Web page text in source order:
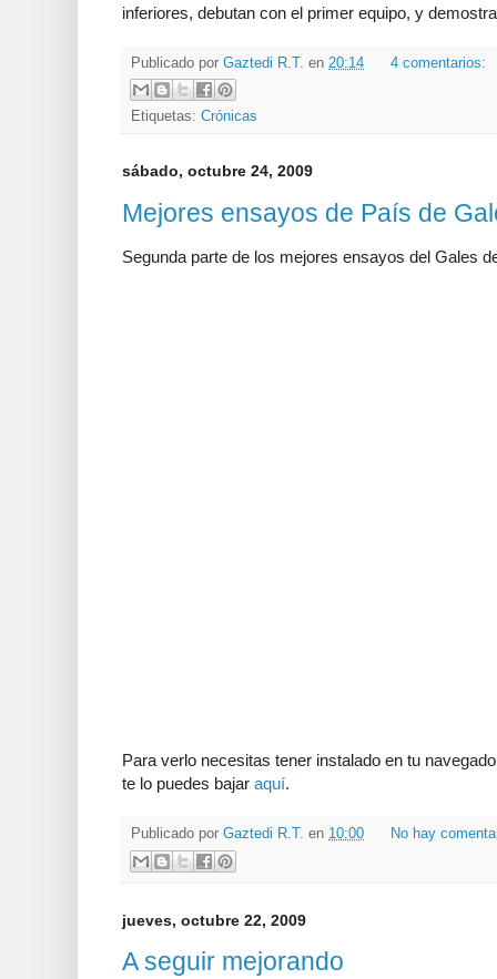
inferiores, debutan con el primer equipo, y
Publicado por Gaztedi R.T. en 20:14 4 comentarios:
Etiquetas: Crónicas
sábado, octubre 24, 2009
Mejores ensayos de País de
Segunda parte de los mejores ensayos del Gales
Para verlo necesitas tener instalado en tu
te lo puedes bajar aquí.
Publicado por Gaztedi R.T. en 10:00 No hay
jueves, octubre 22, 2009
A seguir mejorando